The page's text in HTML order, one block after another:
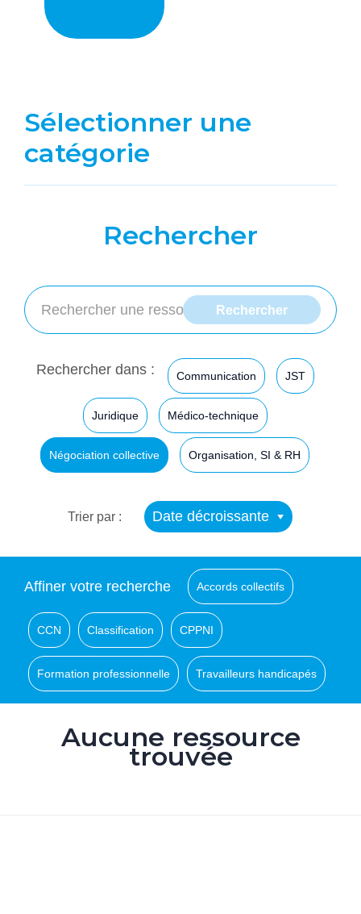
Sélectionner une
catégorie
Rechercher
Rechercher dans : Communication JST
Juridique Médico-technique
Négociation collective Organisation, SI & RH
Trier par : Date décroissante
Affiner votre recherche Accords collectifs
CCN Classification CPPNI
Formation professionnelle Travailleurs handicapés
Aucune ressource
trouvée